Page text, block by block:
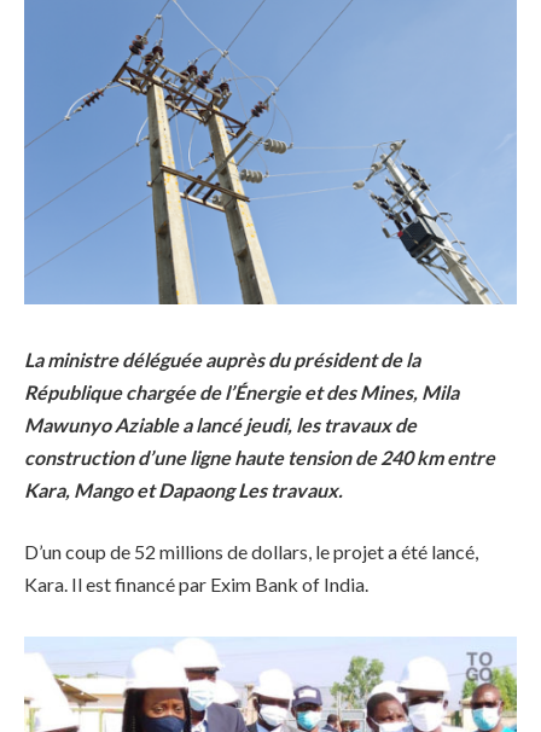
La ministre déléguée auprès du président de la
République chargée de l’Énergie et des Mines, Mila
Mawunyo Aziable a lancé jeudi, les travaux de
construction d’une ligne haute tension de 240 km entre
Kara, Mango et Dapaong Les travaux.
D’un coup de 52 millions de dollars, le projet a été lancé,
Kara. Il est financé par Exim Bank of India.